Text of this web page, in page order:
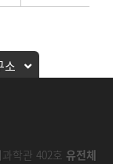
소
학관 402호 유전체